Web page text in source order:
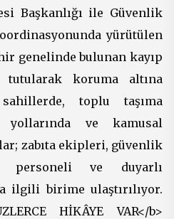
Başkanlığı ile Güvenlik
yürütülen
genelinde bulunan kayıp
tutularak koruma altına
toplu taşıma
yollarında ve kamusal
zabıta ekipleri, güvenlik
personeli ve duyarlı
ilgili birime ulaştırılıyor.
HİKÂYE VAR</b>